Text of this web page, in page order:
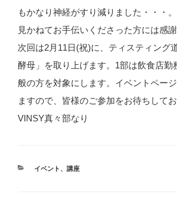
もかなり神経がすり減りました・・・。
見かねてお手伝いくださった方には感謝
次回は2月11日(祝)に、ティスティング
酵母」を取り上げます。1部は飲食店勤
般の方を対象にします。イベントペー
ますので、皆様のご参加をお待ちして
VINSY真々部なり
カ
イベント 、 講座